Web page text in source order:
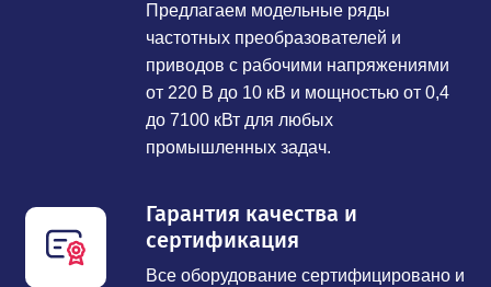
Предлагаем модельные ряды
частотных преобразователей и
приводов с рабочими напряжениями
от 220 В до 10 кВ и мощностью от 0,4
до 7100 кВт для любых
промышленных задач.
Гарантия качества и
сертификация
Все оборудование сертифицировано и